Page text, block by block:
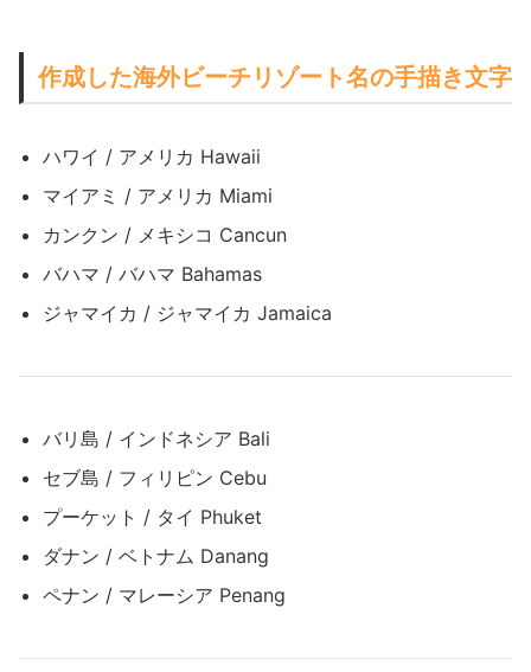
作成した海外ビーチリゾート名の手描き文字
ハワイ / アメリカ Hawaii
マイアミ / アメリカ Miami
カンクン / メキシコ Cancun
バハマ / バハマ Bahamas
ジャマイカ / ジャマイカ Jamaica
バリ島 / インドネシア Bali
セブ島 / フィリピン Cebu
プーケット / タイ Phuket
ダナン / ベトナム Danang
ペナン / マレーシア Penang